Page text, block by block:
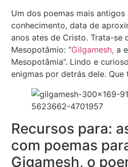
Um dos poemas mais antigos
conhecimento, data de
anos ates de Cristo. Trata-se
Mesopotâmio: “Gilgamesh, a
Mesopotâmia”. Lindo e
enigmas por detrás dele. Que
Recursos para:
com poemas
Gigamesh, o